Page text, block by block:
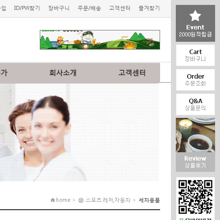
ID/PW찾기 장바구니 주문/배송 고객센터 즐겨찾기
회사소개 고객센터
home > ⑩ 스포츠.레저,자동차 > 세차용품